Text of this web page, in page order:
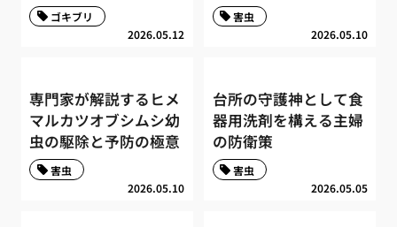
2026.05.12
ゴキブリ
2026.05.10
害虫
専門家が解説するヒメ
マルカツオブシムシ幼
虫の駆除と予防の極意
2026.05.10
害虫
台所の守護神として食
器用洗剤を構える主婦
の防衛策
2026.05.05
害虫